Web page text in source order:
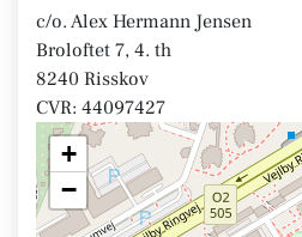
c/o. Alex Hermann Jensen
Broloftet 7, 4. th
8240 Risskov
CVR: 44097427
+
−